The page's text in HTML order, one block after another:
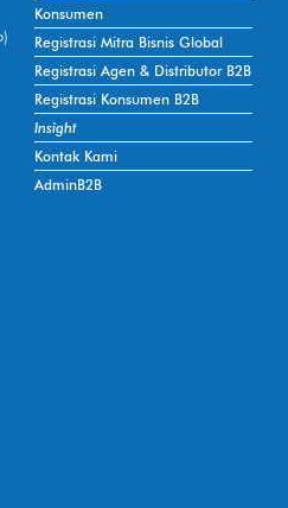
Konsumen
Registrasi Mitra Bisnis Global
Registrasi Agen & Distributor B2B
Registrasi Konsumen B2B
Insight
Kontak Kami
AdminB2B